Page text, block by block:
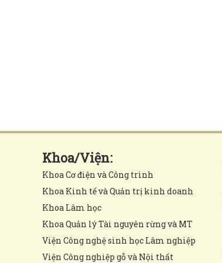
Khoa/Viện:
Khoa Cơ điện và Công trình
Khoa Kinh tế và Quản trị kinh doanh
Khoa Lâm học
Khoa Quản lý Tài nguyên rừng và MT
Viện Công nghệ sinh học Lâm nghiệp
Viện Công nghiệp gỗ và Nội thất